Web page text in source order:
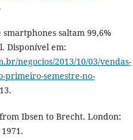
smartphones saltam 99,6%
Disponível em:
negocios/2013/10/03/vendas-
primeiro-semestre-no-
Ibsen to Brecht. London: